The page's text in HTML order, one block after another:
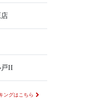
戸II
ングはこちら